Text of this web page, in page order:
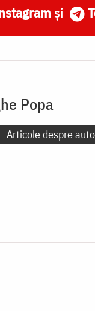
și
Popa
Articole despre